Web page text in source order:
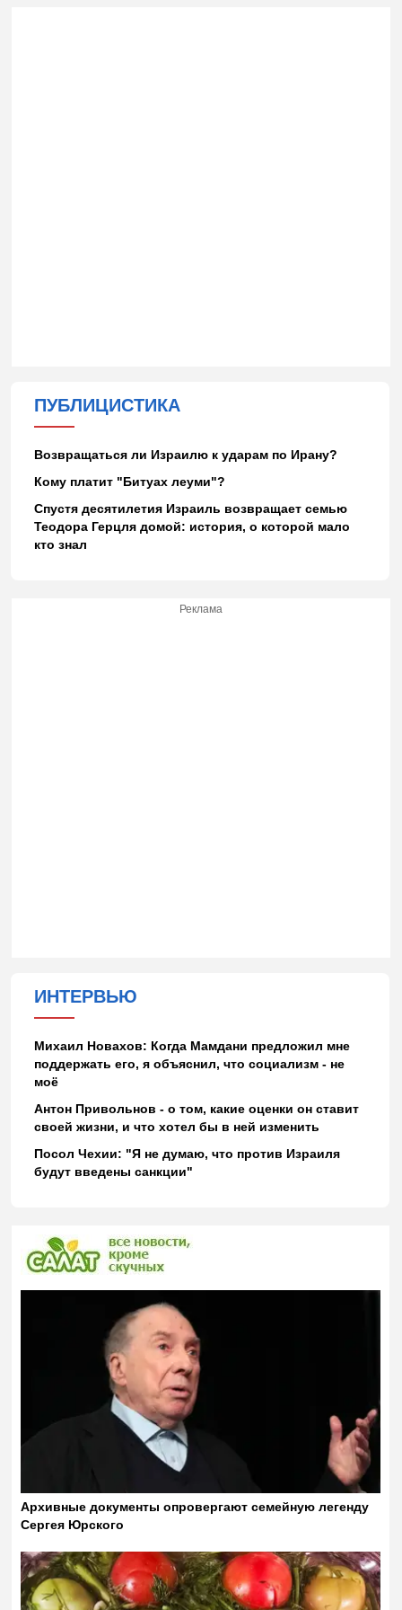
ПУБЛИЦИСТИКА
Возвращаться ли Израилю к ударам по Ирану?
Кому платит "Битуах леуми"?
Спустя десятилетия Израиль возвращает семью
Теодора Герцля домой: история, о которой мало
кто знал
Реклама
ИНТЕРВЬЮ
Михаил Новахов: Когда Мамдани предложил мне
поддержать его, я объяснил, что социализм - не
моё
Антон Привольнов - о том, какие оценки он ставит
своей жизни, и что хотел бы в ней изменить
Посол Чехии: "Я не думаю, что против Израиля
будут введены санкции"